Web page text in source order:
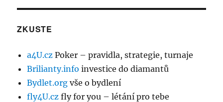
ZKUSTE
a4U.cz Poker – pravidla, strategie, turnaje
Brilianty.info investice do diamantů
Bydlet.org vše o bydlení
fly4U.cz fly for you – létání pro tebe